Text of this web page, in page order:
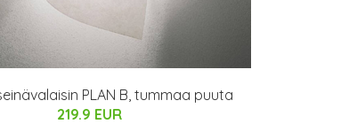
PLAN B, tummaa puuta
219.9 EUR